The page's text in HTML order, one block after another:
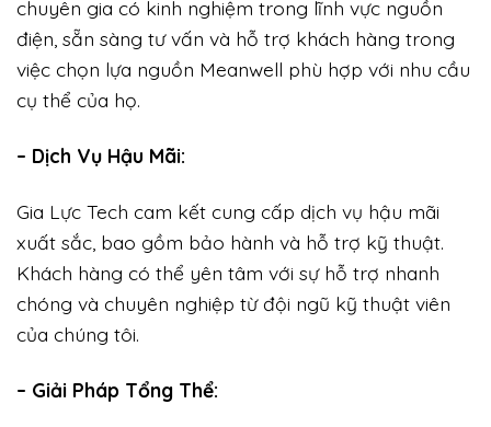
chuyên gia có kinh nghiệm trong lĩnh vực nguồn
điện, sẵn sàng tư vấn và hỗ trợ khách hàng trong
việc chọn lựa nguồn Meanwell phù hợp với nhu cầu
cụ thể của họ.
– Dịch Vụ Hậu Mãi:
Gia Lực Tech cam kết cung cấp dịch vụ hậu mãi
xuất sắc, bao gồm bảo hành và hỗ trợ kỹ thuật.
Khách hàng có thể yên tâm với sự hỗ trợ nhanh
chóng và chuyên nghiệp từ đội ngũ kỹ thuật viên
của chúng tôi.
– Giải Pháp Tổng Thể: